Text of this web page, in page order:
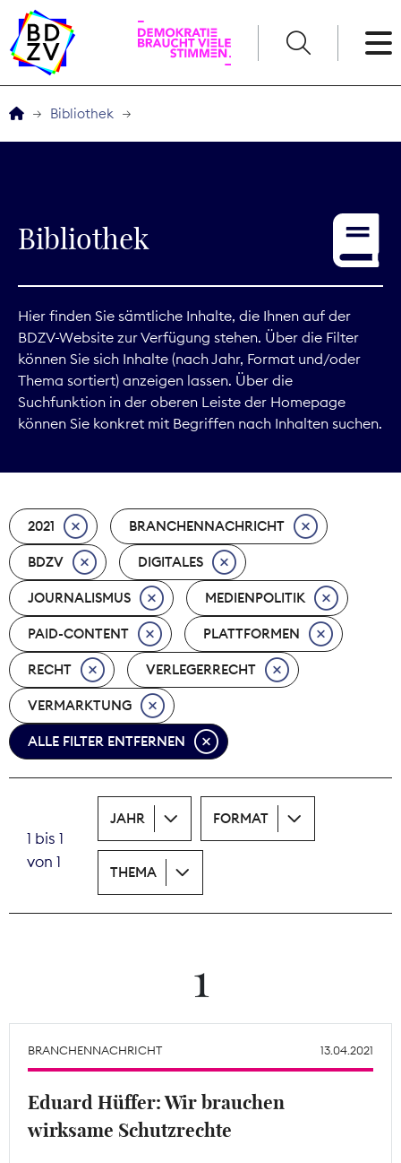
Service
Digitales
Kommunikation
Marktdaten
Nachhaltigkeit
Nachwuchs
Nova Award
Pressefreiheit
Recht
Tarifpolitik
Theodor-Wolff-Preis
Wächterpreis
Bibliothek
Bibliothek
Hier finden Sie sämtliche Inhalte, die Ihnen auf der
BDZV-Website zur Verfügung stehen. Über die Filter
können Sie sich Inhalte (nach Jahr, Format und/oder
Thema sortiert) anzeigen lassen. Über die
Suchfunktion in der oberen Leiste der Homepage
können Sie konkret mit Begriffen nach Inhalten suchen.
2021 BRANCHENNACHRICHT
BDZV DIGITALES
JOURNALISMUS MEDIENPOLITIK
PAID-CONTENT PLATTFORMEN
RECHT VERLEGERRECHT
VERMARKTUNG
ALLE FILTER ENTFERNEN
1 bis 1
von 1
JAHR FORMAT
THEMA
1
BRANCHENNACHRICHT 13.04.2021
Eduard Hüffer: Wir brauchen
wirksame Schutzrechte